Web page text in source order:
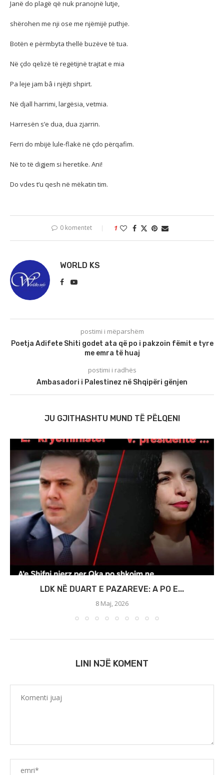
Janë do plagë që nuk pranojnë lutje,
shërohen me nji ose me njëmijë puthje.
Botën e përmbyta thellë buzëve të tua.
Në çdo qelizë të regëtijnë trajtat e mia
Pa leje jam bâ i njëjti shpirt.
Në djall harrimi, largësia, vetmia.
Harresën s’e dua, dua zjarrin.
Ferri do mbijë lule-flakë në çdo përqafim.
Në to të digjem si heretike. Ani!
Do vdes t’u qesh në mëkatin tim.
0 komentet 1
WORLD KS
postimi i mëparshëm
Poetja Adifete Shiti godet ata që po i pakzoin fëmit e tyre
me emra të huaj
postimi i radhës
Ambasadori i Palestinez në Shqipëri gënjen
JU GJITHASHTU MUND TË PËLQENI
LDK NË DUART E PAZAREVE: A PO E...
8 Maj, 2026
LINI NJË KOMENT